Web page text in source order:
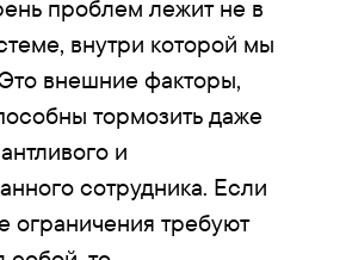
проблем лежит не в
внутри которой мы
внешние факторы,
тормозить даже
и
сотрудника. Если
ограничения требуют